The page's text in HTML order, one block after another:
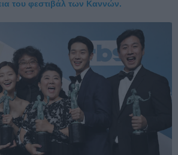
του φεστιβάλ των Καννών.